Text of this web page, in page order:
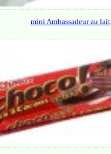
mini Ambassadeur au lait